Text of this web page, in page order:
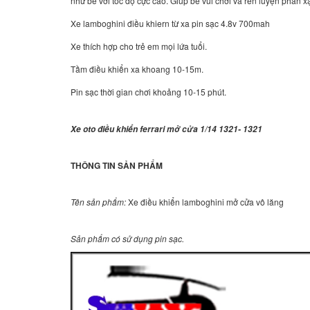
Xe lamboghini điều khiern từ xa pin sạc 4.8v 700mah
Xe thích hợp cho trẻ em mọi lứa tuổi.
Tầm điều khiển xa khoang 10-15m.
Pin sạc thời gian chơi khoảng 10-15 phút.
Xe oto điều khiển ferrari mở cửa 1/14 1321- 1321
THÔNG TIN SẢN PHẨM
Tên sản phẩm:Xe điều khiển lamboghini mở cửa vô lăng
Sản phẩm có sử dụng pin sạc.